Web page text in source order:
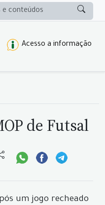
Acesso a informação
de Futsal
um jogo recheado